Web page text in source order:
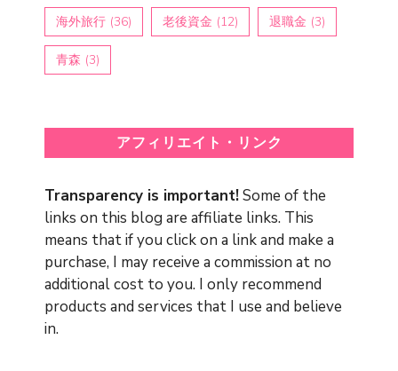
海外旅行 (36) 老後資金 (12) 退職金 (3)
青森 (3)
アフィリエイト・リンク
Transparency is important!Some of the
links on this blog are affiliate links. This
means that if you click on a link and make a
purchase, I may receive a commission at no
additional cost to you. I only recommend
products and services that I use and believe
in.